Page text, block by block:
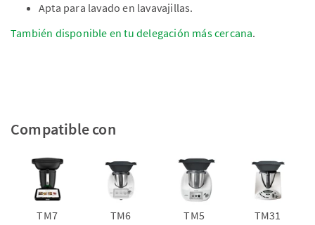
Apta para lavado en lavavajillas.
También disponible en tu delegación más cercana.
Compatible con
TM7 TM6 TM5 TM31